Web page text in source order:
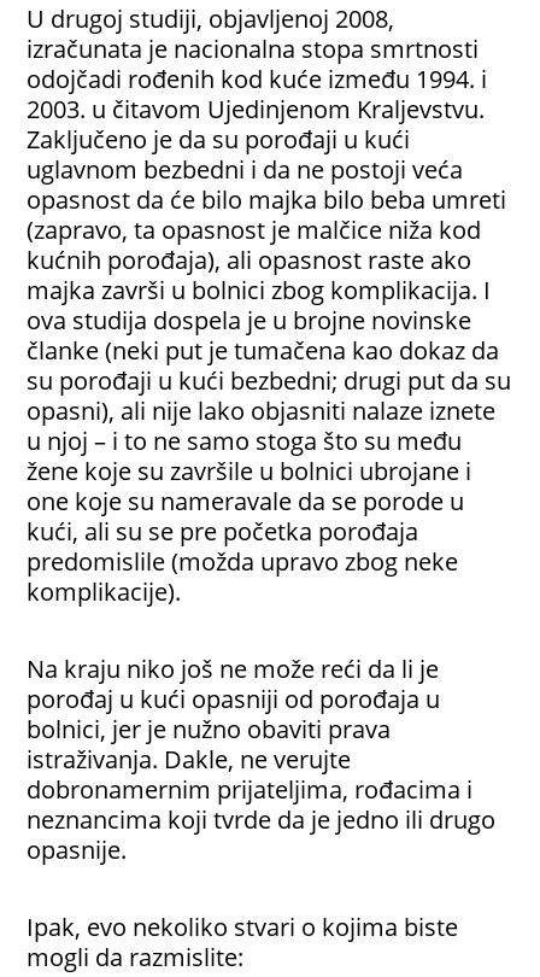
U drugoj studiji, objavljenoj 2008,
izračunata je nacionalna stopa smrtnosti
odojčadi rođenih kod kuće između 1994. i
2003. u čitavom Ujedinjenom Kraljevstvu.
Zaključeno je da su porođaji u kući
uglavnom bezbedni i da ne postoji veća
opasnost da će bilo majka bilo beba umreti
(zapravo, ta opasnost je malčice niža kod
kućnih porođaja), ali opasnost raste ako
majka završi u bolnici zbog komplikacija. I
ova studija dospela je u brojne novinske
članke (neki put je tumačena kao dokaz da
su porođaji u kući bezbedni; drugi put da su
opasni), ali nije lako objasniti nalaze iznete
u njoj – i to ne samo stoga što su među
žene koje su završile u bolnici ubrojane i
one koje su nameravale da se porode u
kući, ali su se pre početka porođaja
predomislile (možda upravo zbog neke
komplikacije).
Na kraju niko još ne može reći da li je
porođaj u kući opasniji od porođaja u
bolnici, jer je nužno obaviti prava
istraživanja. Dakle, ne verujte
dobronamernim prijateljima, rođacima i
neznancima koji tvrde da je jedno ili drugo
opasnije.
Ipak, evo nekoliko stvari o kojima biste
mogli da razmislite: